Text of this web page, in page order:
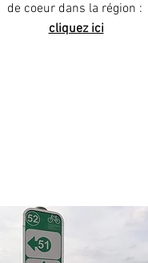
de coeur dans la région :
cliquez ici